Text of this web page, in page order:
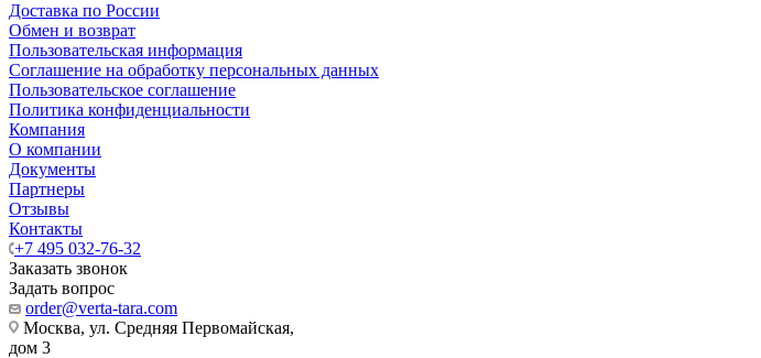
Доставка по России
Обмен и возврат
Пользовательская информация
Соглашение на обработку персональных данных
Пользовательское соглашение
Политика конфиденциальности
Компания
О компании
Документы
Партнеры
Отзывы
Контакты
+7 495 032-76-32
Заказать звонок
Задать вопрос
order@verta-tara.com
Москва, ул. Средняя Первомайская,
дом 3